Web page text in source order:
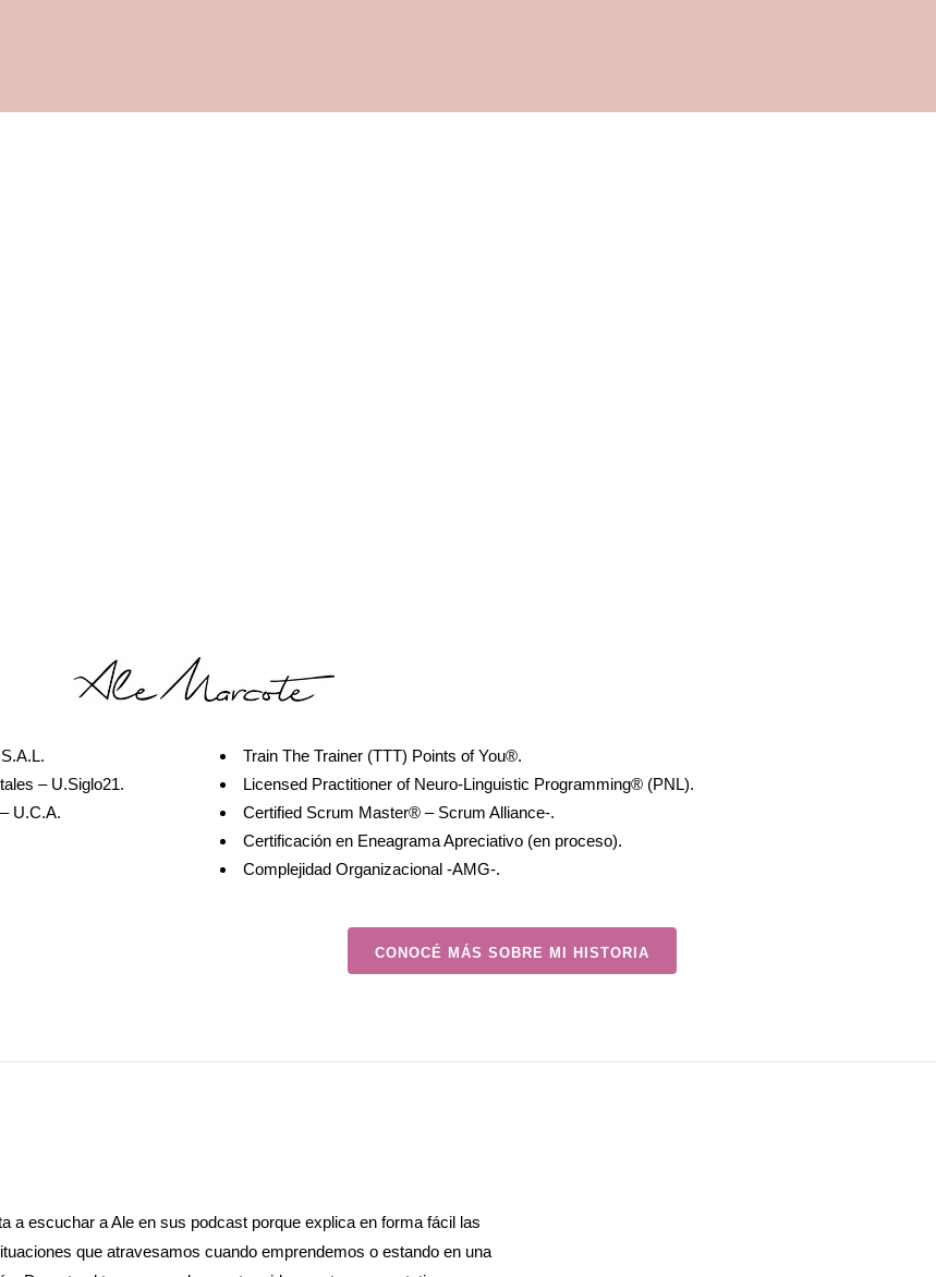
– U.Siglo21.
U.C.A.
Train The Trainer (TTT) Points of You®.
Licensed Practitioner of Neuro-Linguistic Programming® (PNL).
Certified Scrum Master® – Scrum Alliance-.
Certificación en Eneagrama Apreciativo (en proceso).
Complejidad Organizacional -AMG-.
CONOCÉ MÁS SOBRE MI HISTORIA
a escuchar a Ale en sus podcast porque explica en forma fácil las
que atravesamos cuando emprendemos o estando en una